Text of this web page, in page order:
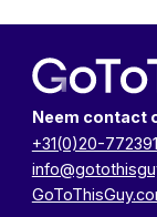
Neem contact
+31(0)20-